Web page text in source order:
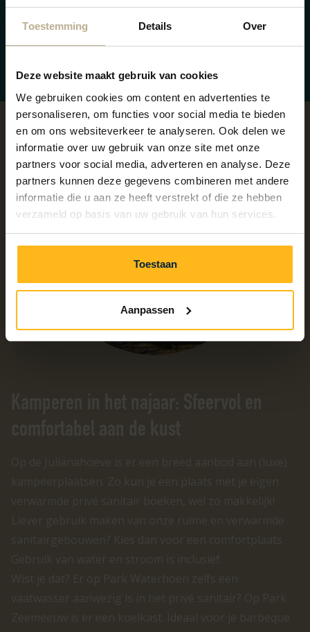
Toestemming Details Over
Deze website maakt gebruik van cookies
We gebruiken cookies om content en advertenties te
personaliseren, om functies voor social media te bieden
en om ons websiteverkeer te analyseren. Ook delen we
informatie over uw gebruik van onze site met onze
partners voor social media, adverteren en analyse. Deze
partners kunnen deze gegevens combineren met andere
informatie die u aan ze heeft verstrekt of die ze hebben
verzameld op basis van uw gebruik van hun services.
Toestaan
Aanpassen
goed naar de wildsporen die je onderweg tegenkomt.
Ligging